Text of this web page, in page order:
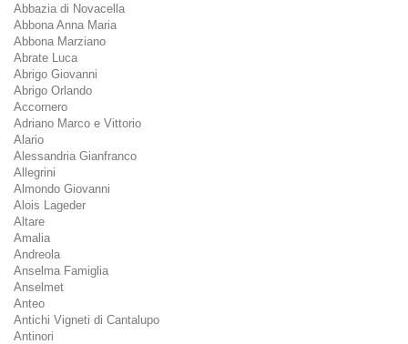
Abbazia di Novacella
Abbona Anna Maria
Abbona Marziano
Abrate Luca
Abrigo Giovanni
Abrigo Orlando
Accornero
Adriano Marco e Vittorio
Alario
Alessandria Gianfranco
Allegrini
Almondo Giovanni
Alois Lageder
Altare
Amalia
Andreola
Anselma Famiglia
Anselmet
Anteo
Antichi Vigneti di Cantalupo
Antinori